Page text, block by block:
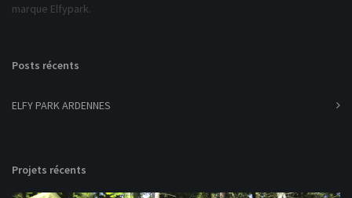
marque Elfypark.
Posts récents
ELFY PARK ARDENNES
Projets récents